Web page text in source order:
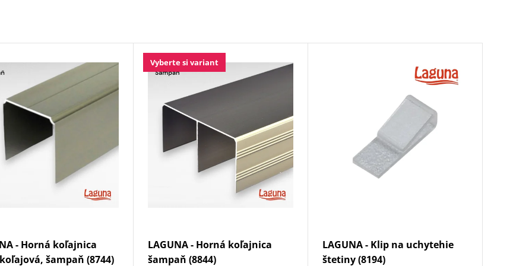
- Horná koľajnica
šampaň (8744)
Vyberte si variant
LAGUNA - Horná koľajnica
šampaň (8844)
LAGUNA - Klip na uchytehie
štetiny (8194)